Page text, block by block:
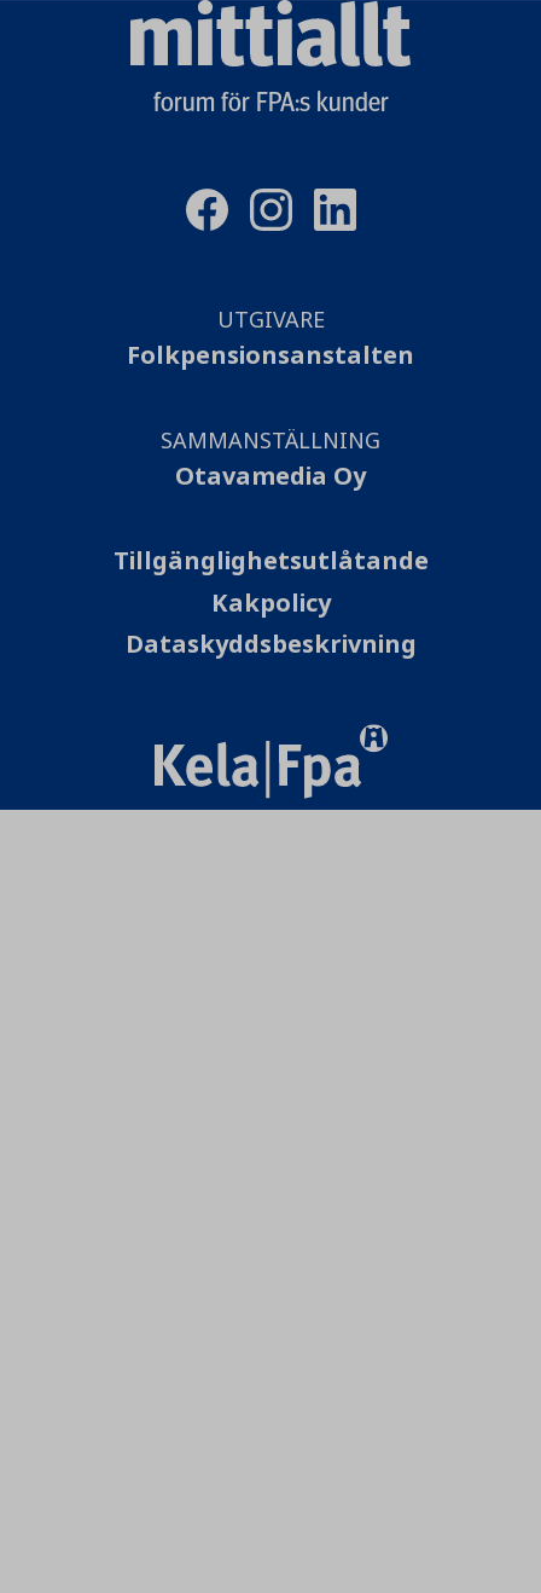
Mittiallt
forum för FPA:s kunder
UTGIVARE
Folkpensionsanstalten
SAMMANSTÄLLNING
Otavamedia Oy
Tillgänglighetsutlåtande
Kakpolicy
Dataskyddsbeskrivning